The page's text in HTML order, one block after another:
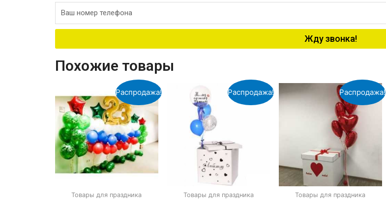
Жду звонка!
Похожие товары
Распродажа!
Товары для праздника
Распродажа!
Товары для праздника
Распродажа!
Товары для праздника